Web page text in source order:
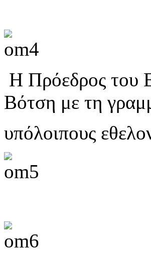
Η Πρόεδρος του
Βότση με τη
υπόλοιπους